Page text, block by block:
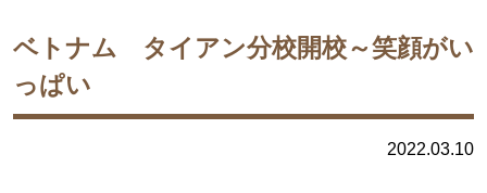
ベトナム タイアン分校開校～笑顔がい
っぱい
2022.03.10